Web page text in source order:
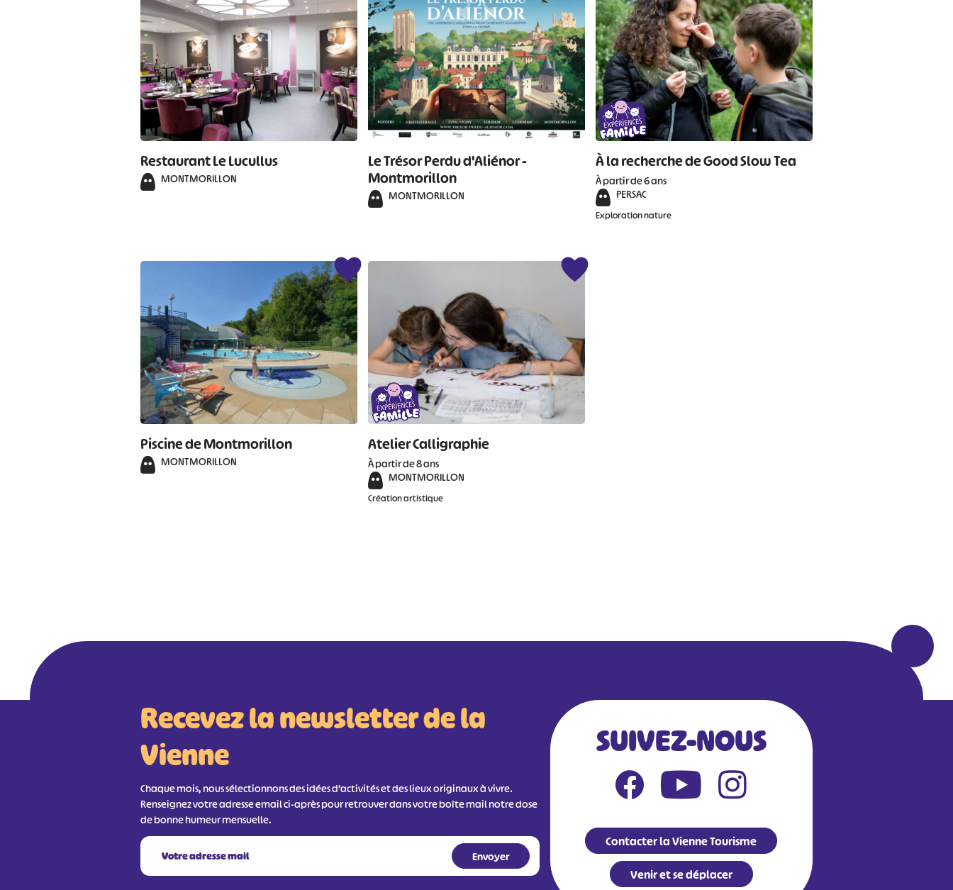
Restaurant Le Lucullus
MONTMORILLON
Le Trésor Perdu d'Aliénor -
Montmorillon
MONTMORILLON
À la recherche de Good Slow Tea
À partir de 6 ans
PERSAC
Exploration nature
Piscine de Montmorillon
MONTMORILLON
Atelier Calligraphie
À partir de 8 ans
MONTMORILLON
Création artistique
Recevez la newsletter de la
Vienne
Chaque mois, nous sélectionnons des idées d'activités et des lieux originaux à vivre.
Renseignez votre adresse email ci-après pour retrouver dans votre boîte mail notre dose
de bonne humeur mensuelle.
SUIVEZ-NOUS
Contacter la Vienne Tourisme
Venir et se déplacer